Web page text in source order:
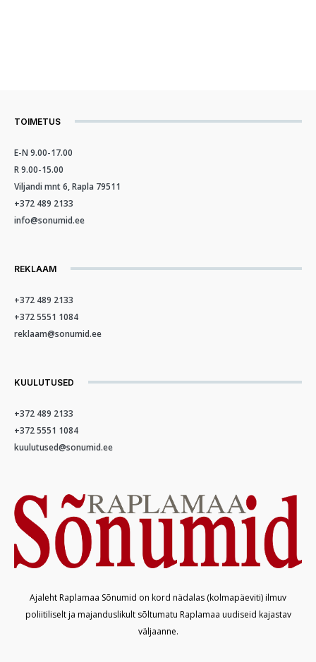
TOIMETUS
E-N 9.00-17.00
R 9.00-15.00
Viljandi mnt 6, Rapla 79511
+372 489 2133
info@sonumid.ee
REKLAAM
+372 489 2133
+372 5551 1084
reklaam@sonumid.ee
KUULUTUSED
+372 489 2133
+372 5551 1084
kuulutused@sonumid.ee
Ajaleht Raplamaa Sõnumid on kord nädalas (kolmapäeviti) ilmuv
poliitiliselt ja majanduslikult sõltumatu Raplamaa uudiseid kajastav
väljaanne.